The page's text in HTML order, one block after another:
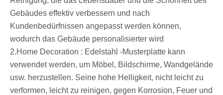
Gebäudes effektiv verbessern und nach
Kundenbedürfnissen angepasst werden können,
wodurch das Gebäude personalisierter wird
2.Home Decoration ‌: Edelstahl -Musterplatte kann
verwendet werden, um Möbel, Bildschirme, Wandgelände
usw. herzustellen. Seine hohe Helligkeit, nicht leicht zu
verformen, leicht zu reinigen, gegen Korrosion, Feuer und